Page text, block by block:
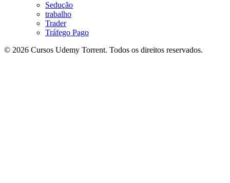
Sedução
trabalho
Trader
Tráfego Pago
© 2026 Cursos Udemy Torrent. Todos os direitos reservados.